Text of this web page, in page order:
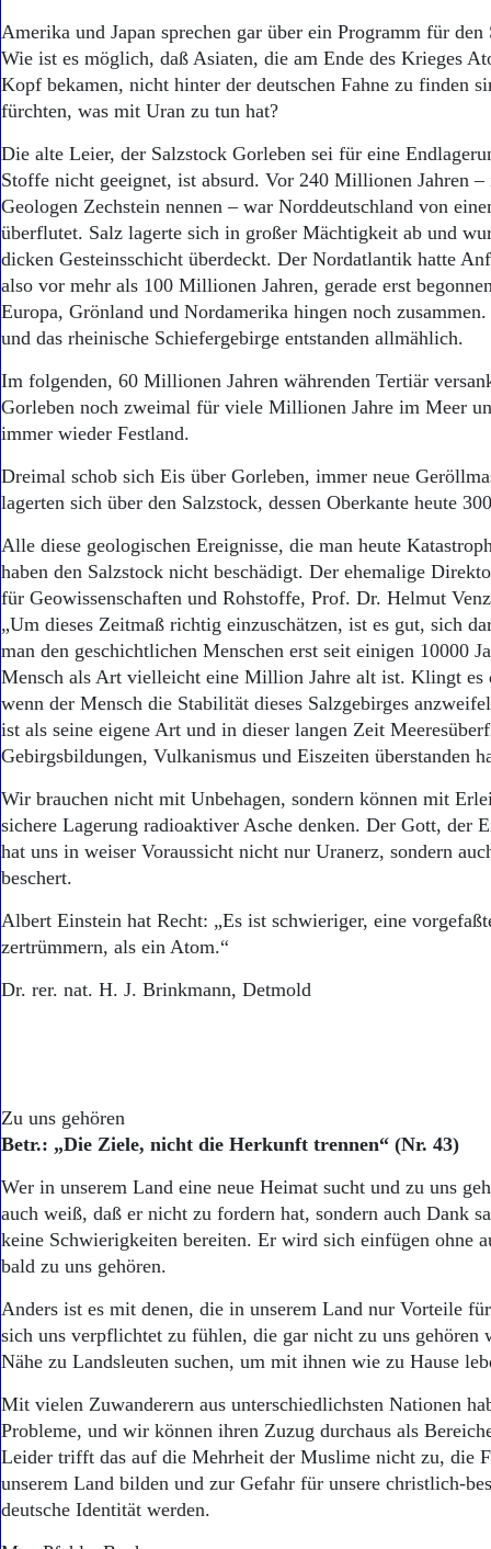
Amerika und Japan sprechen gar über ein Programm für
Wie ist es möglich, daß Asiaten, die am Ende des Krieges
Kopf bekamen, nicht hinter der deutschen Fahne zu finden
fürchten, was mit Uran zu tun hat?
Die alte Leier, der Salzstock Gorleben sei für eine
Stoffe nicht geeignet, ist absurd. Vor 240 Millionen Jahren
Geologen Zechstein nennen – war Norddeutschland von
überflutet. Salz lagerte sich in großer Mächtigkeit ab und
dicken Gesteinsschicht überdeckt. Der Nordatlantik hatte
also vor mehr als 100 Millionen Jahren, gerade erst
Europa, Grönland und Nordamerika hingen noch
und das rheinische Schiefergebirge entstanden allmählich.
Im folgenden, 60 Millionen Jahren währenden Tertiär
Gorleben noch zweimal für viele Millionen Jahre im Meer
immer wieder Festland.
Dreimal schob sich Eis über Gorleben, immer neue
lagerten sich über den Salzstock, dessen Oberkante heute
Alle diese geologischen Ereignisse, die man heute
haben den Salzstock nicht beschädigt. Der ehemalige
für Geowissenschaften und Rohstoffe, Prof. Dr. Helmut
„Um dieses Zeitmaß richtig einzuschätzen, ist es gut, sich
man den geschichtlichen Menschen erst seit einigen 10000
Mensch als Art vielleicht eine Million Jahre alt ist. Klingt es
wenn der Mensch die Stabilität dieses Salzgebirges
ist als seine eigene Art und in dieser langen Zeit
Gebirgsbildungen, Vulkanismus und Eiszeiten überstanden
Wir brauchen nicht mit Unbehagen, sondern können mit
sichere Lagerung radioaktiver Asche denken. Der Gott, der
hat uns in weiser Voraussicht nicht nur Uranerz, sondern
beschert.
Albert Einstein hat Recht: „Es ist schwieriger, eine
zertrümmern, als ein Atom.“
Dr. rer. nat. H. J. Brinkmann, Detmold
Zu uns gehören
Betr.: „Die Ziele, nicht die Herkunft trennen“ (Nr. 43)
Wer in unserem Land eine neue Heimat sucht und zu uns
auch weiß, daß er nicht zu fordern hat, sondern auch Dank
keine Schwierigkeiten bereiten. Er wird sich einfügen ohne
bald zu uns gehören.
Anders ist es mit denen, die in unserem Land nur Vorteile
sich uns verpflichtet zu fühlen, die gar nicht zu uns gehören
Nähe zu Landsleuten suchen, um mit ihnen wie zu Hause
Mit vielen Zuwanderern aus unterschiedlichsten Nationen
Probleme, und wir können ihren Zuzug durchaus als
Leider trifft das auf die Mehrheit der Muslime nicht zu, die
unserem Land bilden und zur Gefahr für unsere christlich-
deutsche Identität werden.